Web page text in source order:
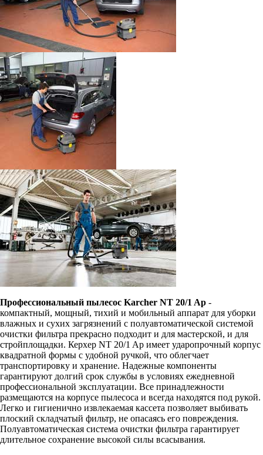
Профессиональный пылесос Karcher NT 20/1 Ap -
компактный, мощный, тихий и мобильный аппарат для уборки
влажных и сухих загрязнений с полуавтоматической системой
очистки фильтра прекрасно подходит и для мастерской, и для
стройплощадки. Керхер NT 20/1 Ap имеет ударопрочный корпус
квадратной формы с удобной ручкой, что облегчает
транспортировку и хранение. Надежные компоненты
гарантируют долгий срок службы в условиях ежедневной
профессиональной эксплуатации. Все принадлежности
размещаются на корпусе пылесоса и всегда находятся под рукой.
Легко и гигиенично извлекаемая кассета позволяет выбивать
плоский складчатый фильтр, не опасаясь его повреждения.
Полуавтоматическая система очистки фильтра гарантирует
длительное сохранение высокой силы всасывания.